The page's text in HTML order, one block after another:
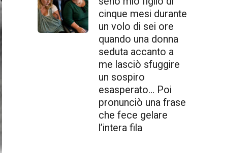
cinque mesi durante
un volo di sei ore
quando una donna
seduta accanto a
me lasciò sfuggire
un sospiro
esasperato… Poi
pronunciò una frase
che fece gelare
l’intera fila